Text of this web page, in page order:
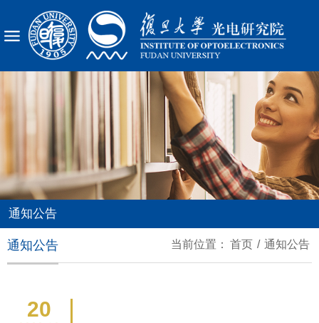
通知公告
当前位置： 首页 / 通知公告
通知公告
20